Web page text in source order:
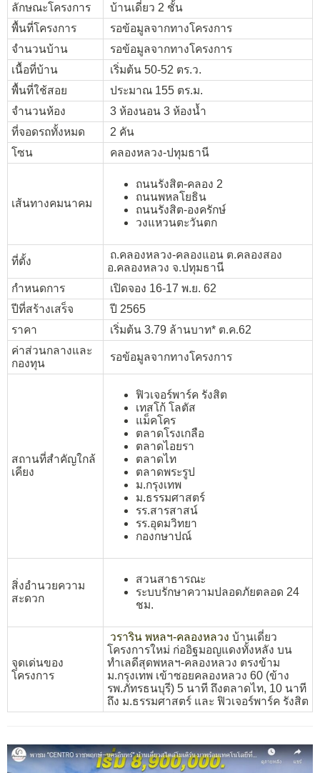
ลักษณะโครงการ
บ้านเดี่ยว 2 ชั้น
พื้นที่โครงการ
รอข้อมูลจากทางโครงการ
จำนวนบ้าน
รอข้อมูลจากทางโครงการ
เนื้อที่บ้าน
เริ่มต้น 50-52 ตร.ว.
พื้นที่ใช้สอย
ประมาณ 155 ตร.ม.
จำนวนห้อง
3 ห้องนอน 3 ห้องน้ำ
ที่จอดรถทั้งหมด
2 คัน
โซน
คลองหลวง-ปทุมธานี
เส้นทางคมนาคม
ถนนรังสิต-คลอง 2
ถนนพหลโยธิน
ถนนรังสิต-องครักษ์
วงแหวนตะวันตก
ที่ตั้ง
ถ.คลองหลวง-คลองแอน ต.คลองสอง
อ.คลองหลวง จ.ปทุมธานี
กำหนดการ
เปิดจอง 16-17 พ.ย. 62
ปีที่สร้างเสร็จ
ปี 2565
ราคา
เริ่มต้น 3.79 ล้านบาท* ต.ค.62
ค่าส่วนกลางและ
กองทุน
รอข้อมูลจากทางโครงการ
สถานที่สำคัญใกล้
เคียง
ฟิวเจอร์พาร์ค รังสิต
เทสโก้ โลตัส
แม็คโคร
ตลาดโรงเกลือ
ตลาดไอยรา
ตลาดไท
ตลาดพระรูป
ม.กรุงเทพ
ม.ธรรมศาสตร์
รร.สารสาสน์
รร.อุดมวิทยา
กองกษาปณ์
สิ่งอำนวยความ
สะดวก
สวนสาธารณะ
ระบบรักษาความปลอดภัยตลอด 24
ชม.
จุดเด่นของ
โครงการ
วราริน พหลฯ-คลองหลวง บ้านเดี่ยว
โครงการใหม่ ก่ออิฐมอญแดงทั้งหลัง บน
ทำเลดีสุดพหลฯ-คลองหลวง ตรงข้าม
ม.กรุงเทพ เข้าซอยคลองหลวง 60 (ข้าง
รพ.ภัทรธนบุรี) 5 นาที ถึงตลาดไท, 10 นาที
ถึง ม.ธรรมศาสตร์ และ ฟิวเจอร์พาร์ค รังสิต